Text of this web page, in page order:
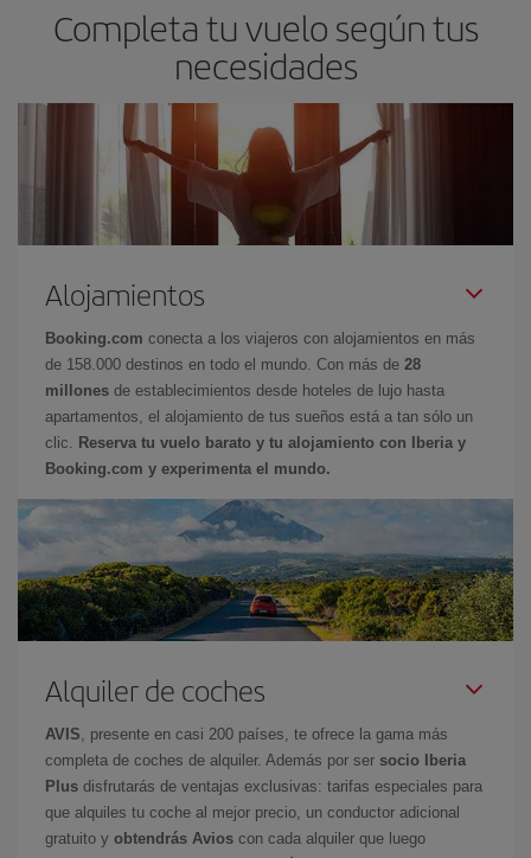
Completa tu vuelo según tus
necesidades
Alojamientos
Booking.com conecta a los viajeros con alojamientos en más
de 158.000 destinos en todo el mundo. Con más de 28
millones de establecimientos desde hoteles de lujo hasta
apartamentos, el alojamiento de tus sueños está a tan sólo un
clic.
Reserva tu vuelo barato y tu alojamiento con Iberia y
Booking.com y experimenta el mundo.
Alquiler de coches
AVIS , presente en casi 200 países, te ofrece la gama más
completa de coches de alquiler. Además por ser socio Iberia
Plus disfrutarás de ventajas exclusivas: tarifas especiales para
que alquiles tu coche al mejor precio, un conductor adicional
gratuito y obtendrás Avios con cada alquiler que luego